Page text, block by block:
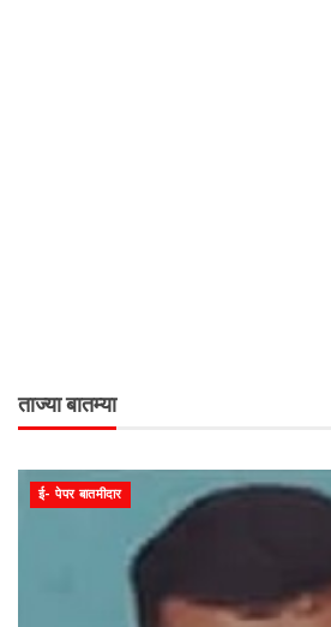
ताज्या बातम्या
ई- पेपर बातमीदार